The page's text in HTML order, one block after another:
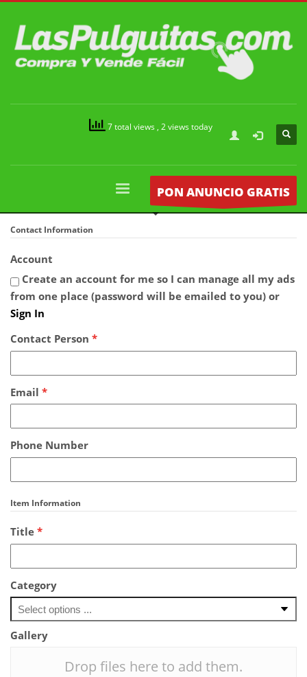
7 total views , 2 views today
PON ANUNCIO GRATIS
Contact Information
Account
Create an account for me so I can manage all my ads
from one place (password will be emailed to you) or
Sign In
Contact Person *
Email *
Phone Number
Item Information
Title *
Category
Gallery
Drop files here to add them.